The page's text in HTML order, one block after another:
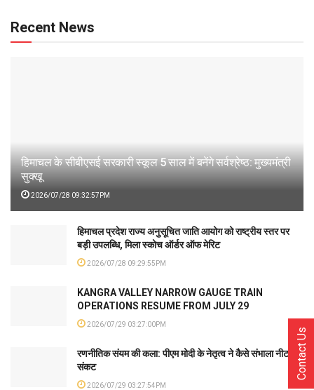
Recent News
हिमाचल के सीबीएसई सरकारी स्कूल 5 साल में बनेंगे सर्वश्रेष्ठ: मुख्यमंत्री
सुक्खू
2026/07/28 09:32:57PM
हिमाचल प्रदेश राज्य अनुसूचित जाति आयोग को राष्ट्रीय स्तर पर
बड़ी उपलब्धि, मिला स्कोच ऑर्डर ऑफ मेरिट
2026/07/28 09:29:55PM
KANGRA VALLEY NARROW GAUGE TRAIN
OPERATIONS RESUME FROM JULY 29
2026/07/29 03:27:00PM
रणनीतिक संयम की कला: पीएम मोदी के नेतृत्व ने कैसे संभाला नीट
संकट
2026/07/29 03:27:54PM
Contact Us